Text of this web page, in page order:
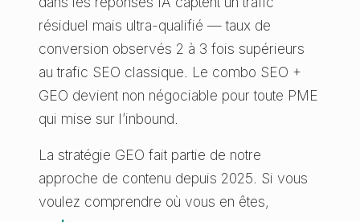
résiduel mais ultra-qualifié — taux de
conversion observés 2 à 3 fois supérieurs
au trafic SEO classique. Le combo SEO +
GEO devient non négociable pour toute PME
qui mise sur l’inbound.
La stratégie GEO fait partie de notre
approche de contenu depuis 2025. Si vous
voulez comprendre où vous en êtes,